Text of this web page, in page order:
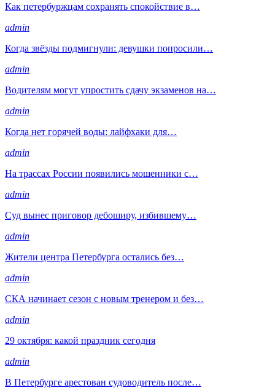
Как петербуржцам сохранять спокойствие в…
admin
Когда звёзды подмигнули: девушки попросили…
admin
Водителям могут упростить сдачу экзаменов на…
admin
Когда нет горячей воды: лайфхаки для…
admin
На трассах России появились мошенники с…
admin
Суд вынес приговор дебоширу, избившему…
admin
Жители центра Петербурга остались без…
admin
СКА начинает сезон с новым тренером и без…
admin
29 октября: какой праздник сегодня
admin
В Петербурге арестован судоводитель после…